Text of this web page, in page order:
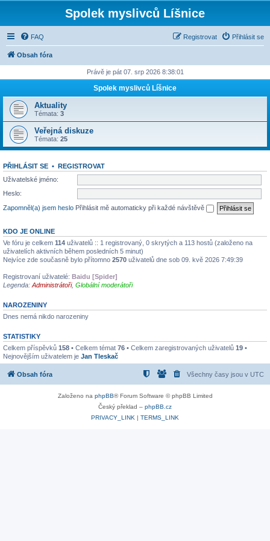
Spolek myslivců Líšnice
FAQ Přihlásit se
Registrovat
Obsah fóra
Právě je pát 07. srp 2026 8:38:01
Spolek myslivců Líšnice
Aktuality
Témata: 3
Veřejná diskuze
Témata: 25
PŘIHLÁSIT SE • REGISTROVAT
Uživatelské jméno:
Heslo:
Zapomněl(a) jsem heslo Přihlásit mě automaticky při každé návštěvě
KDO JE ONLINE
Ve fóru je celkem 114 uživatelů :: 1 registrovaný, 0 skrytých a 113 hostů (založeno na
uživatelích aktivních během posledních 5 minut)
Nejvíce zde současně bylo přítomno 2570 uživatelů dne sob 09. kvě 2026 7:49:39
Registrovaní uživatelé: Baidu [Spider]
Legenda: Administrátoři, Globální moderátoři
NAROZENINY
Dnes nemá nikdo narozeniny
STATISTIKY
Celkem příspěvků 158 • Celkem témat 76 • Celkem zaregistrovaných uživatelů 19 •
Nejnovějším uživatelem je Jan Tleskač
Obsah fóra Všechny časy jsou v UTC
Založeno na phpBB® Forum Software © phpBB Limited
Český překlad – phpBB.cz
PRIVACY_LINK | TERMS_LINK